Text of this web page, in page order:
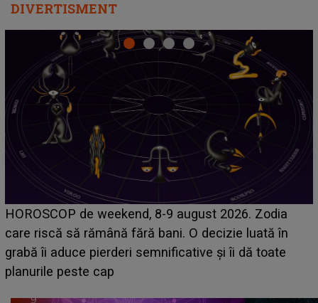
DIVERTISMENT
Emanuel a ținut ACEST DETALIU ASCUNS până
acum! În fața Alexandrei, concurentul din Casa Iubirii
face o MĂRTURISIRE NEAȘTEPTATĂ despre mama
sa: "I-am spus și ei în față, eu nu te iubesc pentru